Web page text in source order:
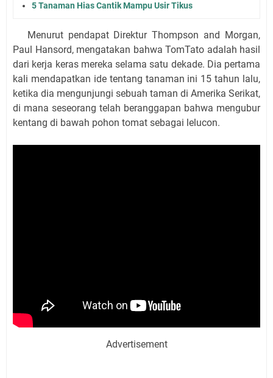
5 Tanaman Hias Cantik Mampu Usir Tikus
Menurut pendapat Direktur Thompson and Morgan,
Paul Hansord, mengatakan bahwa TomTato adalah hasil
dari kerja keras mereka selama satu dekade. Dia pertama
kali mendapatkan ide tentang tanaman ini 15 tahun lalu,
ketika dia mengunjungi sebuah taman di Amerika Serikat,
di mana seseorang telah beranggapan bahwa mengubur
kentang di bawah pohon tomat sebagai lelucon.
Advertisement